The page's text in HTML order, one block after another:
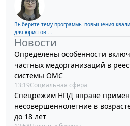
Выберите тему программы повышения
для юристов ...
Новости
Определены особенности
частных медорганизаций в
системы ОМС
13:19Социальная сфера
Спецрежим НПД вправе
несовершеннолетние в
до 18 лет